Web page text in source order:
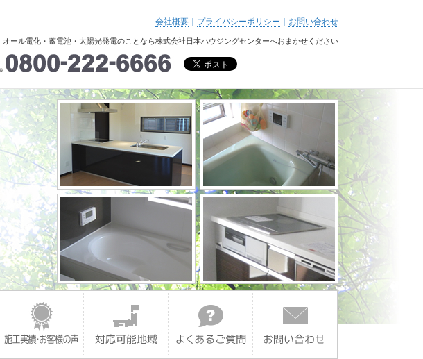
お問い合わせ
プライバシーポリシー
会社概要
オール電化・蓄電池・太陽光発電のことなら株式会社日本ハウジングセンターへおまかせください